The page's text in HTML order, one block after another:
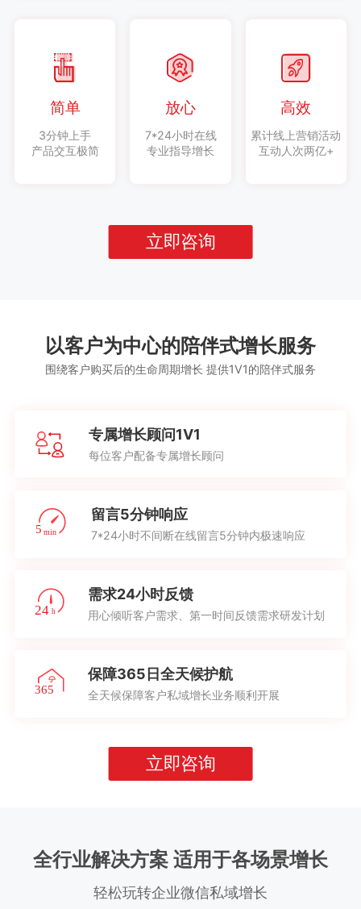
简单
3分钟上手
产品交互极简
放心
7*24小时在线
专业指导增长
高效
累计线上营销活动
互动人次两亿+
立即咨询
以客户为中心的陪伴式增长服务
围绕客户购买后的生命周期增长 提供1V1的陪伴式服务
专属增长顾问1V1
每位客户配备专属增长顾问
留言5分钟响应
7*24小时不间断在线留言5分钟内极速响应
需求24小时反馈
用心倾听客户需求、第一时间反馈需求研发计划
保障365日全天候护航
全天候保障客户私域增长业务顺利开展
立即咨询
全行业解决方案 适用于各场景增长
轻松玩转企业微信私域增长